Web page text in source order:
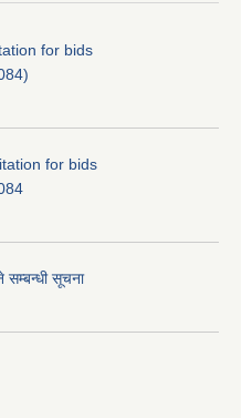
for bids
for bids
सम्बन्धी सूचना